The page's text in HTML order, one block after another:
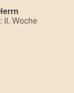
II. Woche